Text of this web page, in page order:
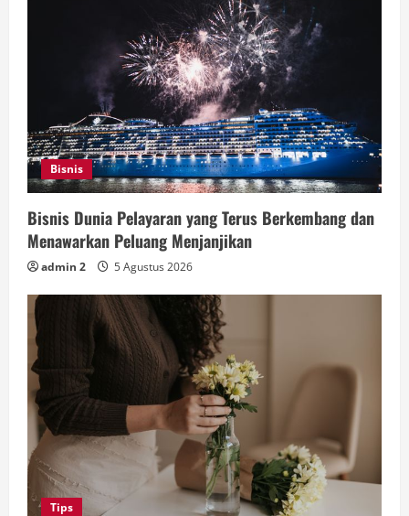
Bisnis
Bisnis Dunia Pelayaran yang Terus Berkembang dan
Menawarkan Peluang Menjanjikan
admin 2 5 Agustus 2026
Tips